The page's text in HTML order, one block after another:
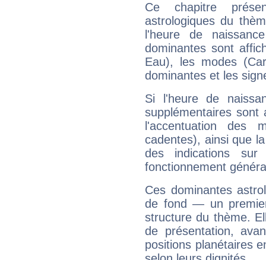
Ce chapitre
astrologiques du
l'heure de
dominantes sont
Eau), les modes
dominantes et les
Si l'heure de
supplémentaires sont
l'accentuation des
cadentes), ainsi que
des indications sur
fonctionnement
Ces dominantes
de fond — un
structure du thème.
de présentation,
positions planétaires